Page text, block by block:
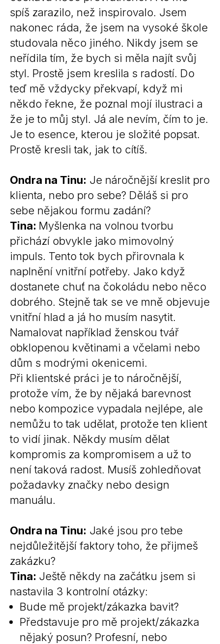
spíš zarazilo, než inspirovalo. Jsem
nakonec ráda, že jsem na vysoké škole
studovala něco jiného. Nikdy jsem se
neřídila tím, že bych si měla najít svůj
styl. Prostě jsem kreslila s radostí. Do
teď mě vždycky překvapí, když mi
někdo řekne, že poznal mojí ilustraci a
že je to můj styl. Já ale nevím, čím to je.
Je to esence, kterou je složité popsat.
Prostě kresli tak, jak to cítíš.
Ondra na Tinu: Je náročnější kreslit pro
klienta, nebo pro sebe? Děláš si pro
sebe nějakou formu zadání?
Tina: Myšlenka na volnou tvorbu
přichází obvykle jako mimovolný
impuls. Tento tok bych přirovnala k
naplnění vnitřní potřeby. Jako když
dostanete chuť na čokoládu nebo něco
dobrého. Stejně tak se ve mně objevuje
vnitřní hlad a já ho musím nasytit.
Namalovat například ženskou tvář
obklopenou květinami a včelami nebo
dům s modrými okenicemi.
Při klientské práci je to náročnější,
protože vím, že by nějaká barevnost
nebo kompozice vypadala nejlépe, ale
nemůžu to tak udělat, protože ten klient
to vidí jinak. Někdy musím dělat
kompromis za kompromisem a už to
není taková radost. Musíš zohledňovat
požadavky značky nebo design
manuálu.
Ondra na Tinu: Jaké jsou pro tebe
nejdůležitější faktory toho, že přijmeš
zakázku?
Tina: Ještě někdy na začátku jsem si
nastavila 3 kontrolní otázky:
Bude mě projekt/zákazka bavit?
Představuje pro mě projekt/zákazka
nějaký posun? Profesní, nebo